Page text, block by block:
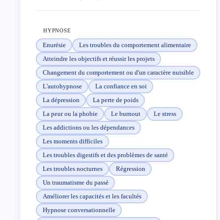
par exemple deuil, divorce, licenciement, maladie,
relation toxique, harcèlement, dépendances,
dépression, troubles du comportement.
Je reçois également les enfants (à partir de 5 ans)
qui ont en général des difficultés de confiance en soi,
de concentration ou qui sont victimes de harcèlement
scolaire.
Hypnothérapeute et coach mais pas que…
Je suis aussi naturopathe et diététicien chinois, je
conseille parfois en complément l’utilisation de
plantes pour rééquilibrer plus rapidement le mental et
le physique.
HYPNOSE
Enurésie
Les troubles du comportement alimentaire
Atteindre les objectifs et réussir les projets
Changement du comportement ou d'un caractère nuisible
L'autohypnose
La confiance en soi
La dépression
La perte de poids
La peur ou la phobie
Le burnout
Le stress
Les addictions ou les dépendances
Les moments difficiles
Les troubles digestifs et des problèmes de santé
Les troubles nocturnes
Régression
Un traumatisme du passé
Améliorer les capacités et les facultés
Hypnose conversationnelle